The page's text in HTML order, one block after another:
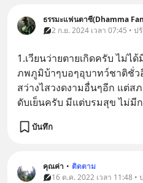
ธรรมะแฟนตาซี(Dhamma
2 ก.ย. 2024 เวลา 07:45 • ป
1.เวียนว่ายตายเกิดครับ ไม่
ภพภูมิบ้าๆบอๆอุบาทว์ชาติชั่
สว่างไสวงดงามอื่นๆอีก แต่
ดับเย็นครับ มีแต่บรมสุข ไม่มี
บันทึก
คุณค่า • ติดตาม
16 ต.ค. 2022 เวลา 11:48 •